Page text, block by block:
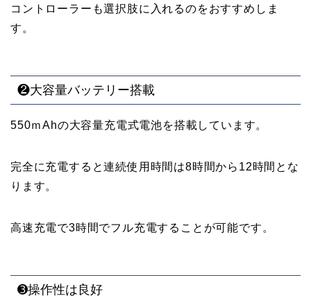
コントローラーも選択肢に入れるのをおすすめしま
す。
❷大容量バッテリー搭載
550ｍAhの大容量充電式電池を搭載しています。
完全に充電すると連続使用時間は8時間から12時間とな
ります。
高速充電で3時間でフル充電することが可能です。
➌操作性は良好